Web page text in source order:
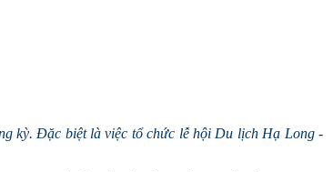
kỳ. Đặc biệt là việc tổ chức lễ hội Du lịch Hạ Long -